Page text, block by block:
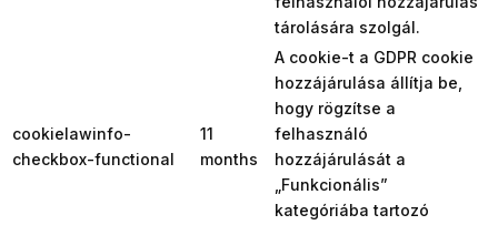
tárolására szolgál.
cookielawinfo-
checkbox-functional
11
months
A cookie-t a GDPR cookie
hozzájárulása állítja be,
hogy rögzítse a
felhasználó
hozzájárulását a
„Funkcionális”
kategóriába tartozó